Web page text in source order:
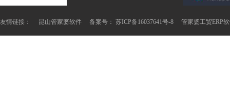
友情链接： 昆山管家婆软件 备案号： 苏ICP备16037641号-8 管家婆工贸ERP